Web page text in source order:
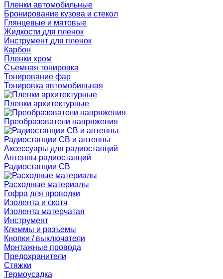
Пленки автомобильные
Бронирование кузова и стекол
Глянцевые и матовые
Жидкости для пленок
Инструмент для пленок
Карбон
Пленки хром
Съемная тонировка
Тонирование фар
Тонировка автомобильная
Пленки архитектурные
Преобразователи напряжения
Радиостанции CB и антенны
Аксессуары для радиостанций
Антенны радиостанций
Радиостанции CB
Расходные материалы
Гофра для проводки
Изолента и скотч
Изолента матерчатая
Инструмент
Клеммы и разъемы
Кнопки / выключатели
Монтажные провода
Предохранители
Стяжки
Термоусадка